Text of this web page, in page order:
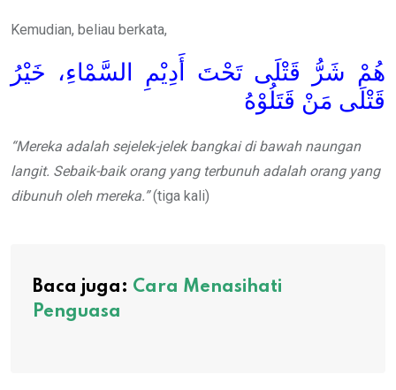
Kemudian, beliau berkata,
هُمْ شَرُّ قَتْلَى تَحْتَ أَدِيْمِ السَّمْاءِ، خَيْرُ
قَتْلَى مَنْ قَتَلُوْهُ
“Mereka adalah sejelek-jelek bangkai di bawah naungan
langit. Sebaik-baik orang yang terbunuh adalah orang yang
dibunuh oleh mereka.”(tiga kali)
Baca juga: Cara Menasihati
Penguasa